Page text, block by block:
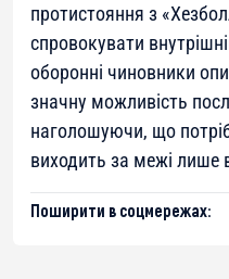
протистояння з
спровокувати
оборонні чиновники
значну можливість
наголошуючи, що
виходить за межі лише
Поширити в соцмережах: